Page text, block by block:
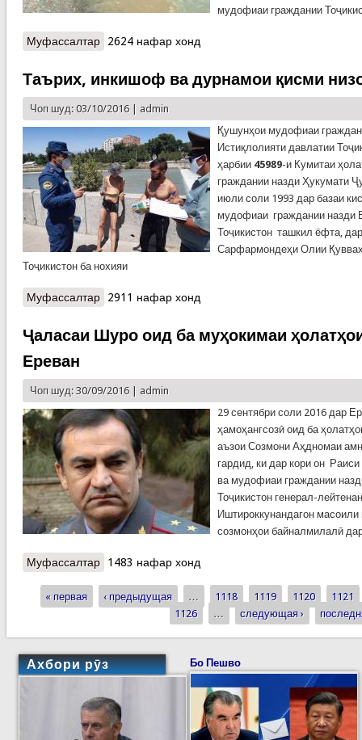
мудофиаи граждании
Муфассалтаро Амали фаврии кормандони наҷоти КҲФ
2624 нафар хонд
Таърих, инкишоф ва дурнамои қисми
Чоп шуд: 03/10/2016 | admin
Қушунҳои мудофиаи
Истиқлолияти давлатии
ҳарбии 45989-и Кумитаи
граждании назди Ҳукумати
июли соли 1993 дар базаи
мудофиаи граждании назди
Тоҷикистон ташкил ёфта,
Сарфармондеҳи Олии
Тоҷикистон ба нохияи
Муфассалтаро Таърих, инкишоф ва дурнамои қисми низомӣ
2911 нафар хонд
Ҷаласаи Шуро оид ба муҳокимаи
Ереван
Чоп шуд: 30/09/2016 | admin
29 сентябри соли 2016 дар
ҳамоҳангсозӣ оид ба
аъзои Созмони Аҳдномаи
гардид, ки дар кори он
ва мудофиаи граждании
Тоҷикистон генерал-
Иштироккунандагон
созмонҳои байналмилалӣ
Муфассалтаро Ҷаласаи Шуро оид ба муҳокимаи ҳолатҳои
1483 нафар хонд
Страницы
« первая ‹ предыдущая … 1118 1119 1120
1121
1126
… следующая ›
Ахбори рӯз Бо Пешво